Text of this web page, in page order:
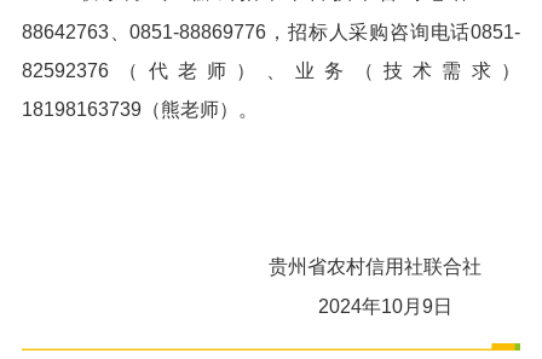
88642763、0851-88869776，招标人采购咨询电话0851-
82592376（代老师）、业务（技术需求）
18198163739（熊老师）。
贵州省农村信用社联合社
2024年10月9日